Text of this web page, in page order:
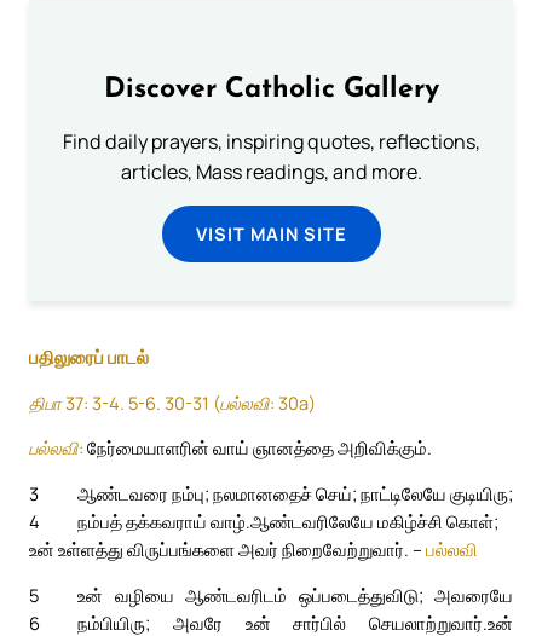
Discover Catholic Gallery
Find daily prayers, inspiring quotes, reflections,
articles, Mass readings, and more.
VISIT MAIN SITE
பதிலுரைப் பாடல்
திபா 37: 3-4. 5-6. 30-31 (பல்லவி: 30a)
பல்லவி: நேர்மையாளரின் வாய் ஞானத்தை அறிவிக்கும்.
3
ஆண்டவரை நம்பு; நலமானதைச் செய்; நாட்டிலேயே குடியிரு;
நம்பத் தக்கவராய் வாழ்.
4
ஆண்டவரிலேயே மகிழ்ச்சி கொள்;
உன் உள்ளத்து விருப்பங்களை அவர் நிறைவேற்றுவார். – பல்லவி
5
உன் வழியை ஆண்டவரிடம் ஒப்படைத்துவிடு; அவரையே
நம்பியிரு; அவரே உன் சார்பில் செயலாற்றுவார்.
6
உன்